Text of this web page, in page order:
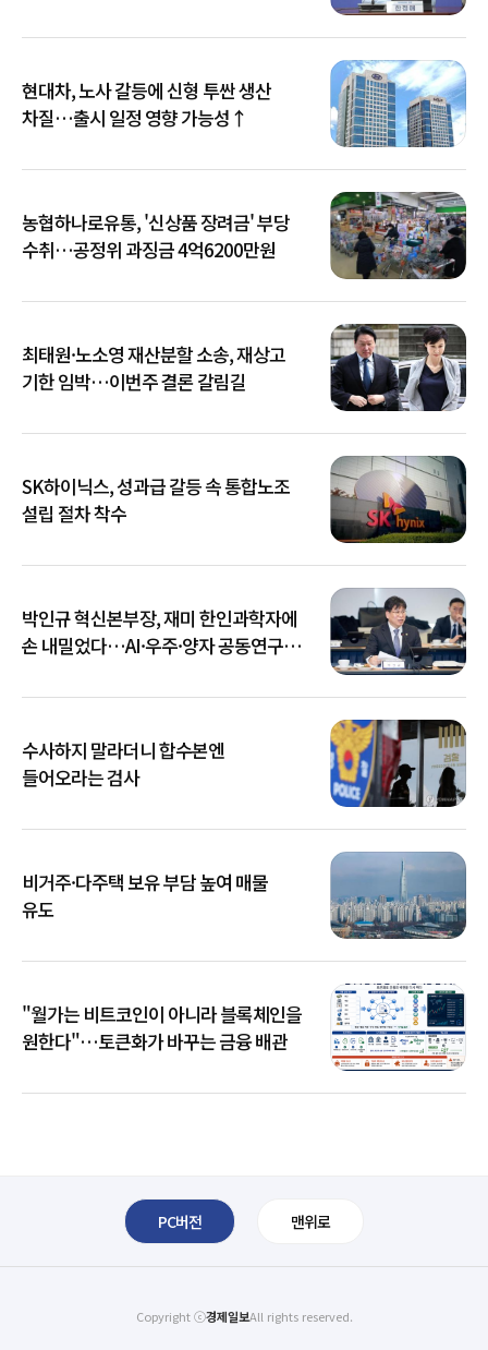
현대차, 노사 갈등에 신형 투싼 생산
차질…출시 일정 영향 가능성↑
농협하나로유통, '신상품 장려금' 부당
수취…공정위 과징금 4억6200만원
최태원·노소영 재산분할 소송, 재상고
기한 임박…이번주 결론 갈림길
SK하이닉스, 성과급 갈등 속 통합노조
설립 절차 착수
박인규 혁신본부장, 재미 한인과학자에
손 내밀었다…AI·우주·양자 공동연구
수사하지 말라더니 합수본엔
들어오라는 검사
비거주·다주택 보유 부담 높여 매물
유도
"월가는 비트코인이 아니라 블록체인을
원한다"…토큰화가 바꾸는 금융 배관
PC버전 맨위로
Copyright ⓒ경제일보All rights reserved.